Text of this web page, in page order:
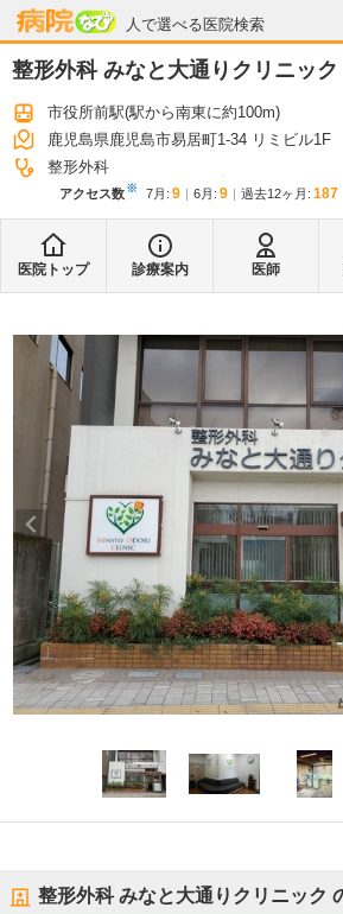
人で選べる医院検索
病院なび
整形外科 みなと大通りクリニック
市役所前駅(駅から南東に約100m)
鹿児島県鹿児島市易居町1-34 リミビル1F
整形外科
アクセス数※ 7月 : 9 6月 : 9 過去12ヶ月: 187
医院トップ 診療案内 医師
整形外科 みなと大通りクリニック